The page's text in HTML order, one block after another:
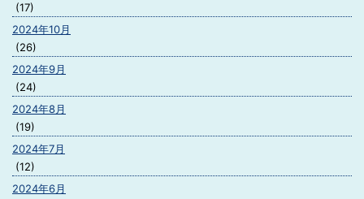
(17)
2024年10月
(26)
2024年9月
(24)
2024年8月
(19)
2024年7月
(12)
2024年6月